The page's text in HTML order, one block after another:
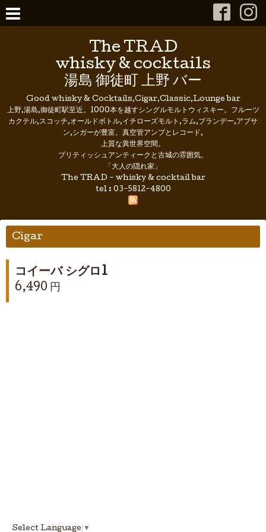
The TRAD
whisky & cocktails
湯島 御徒町 上野 バー
Good whisky & Cocktails,Cigar,Classic,Lounge bar
上野,湯島,御徒町駅至近。1000本を越すシングルモルトウィスキー。フルーツ
カクテル,スコッチ,オールドボトル,イチローズモルト,ラム,ブランデー,アブサ
ン,シガーが豊富。真空管アンプとレコード,
上質な異世界空間。
ブリティッシュアンティークと古城の雰囲気。
「大人の隠れ家」
The TRAD - whisky & cocktail bar
tel : 03-5812-4800
Cigar
コイーバ シグロ1
6,490 円
Select Language ▼